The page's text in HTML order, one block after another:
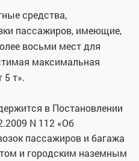
средства,
пассажиров, имеющие,
восьми мест для
максимальная
т».
в Постановлении
N 112 «Об
пассажиров и багажа
и городским наземным